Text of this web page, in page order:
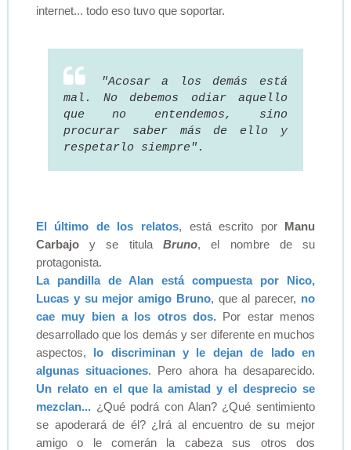
internet... todo eso tuvo que soportar.
"Acosar a los demás está
mal. No debemos odiar aquello
que no entendemos, sino
procurar saber más de ello y
respetarlo siempre".
El último de los relatos, está escrito por Manu
Carbajoy se titula Bruno, el nombre de su
protagonista.
La pandilla de Alan está compuesta por Nico,
Lucas y su mejor amigo Bruno, que al parecer, no
cae muy bien a los otros dos. Por estar menos
desarrollado que los demás y ser diferente en muchos
aspectos, lo discriminan y le dejan de lado en
algunas situaciones. Pero ahora ha desaparecido.
Un relato en el que la amistad y el desprecio se
mezclan...¿Qué podrá con Alan? ¿Qué sentimiento
se apoderará de él? ¿Irá al encuentro de su mejor
amigo o le comerán la cabeza sus otros dos